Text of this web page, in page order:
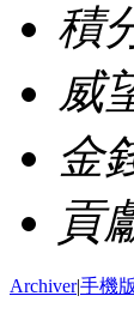
積
威
金
貢
Archiver|手機版